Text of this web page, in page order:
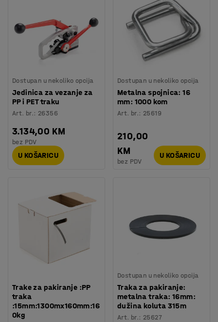
Dostupan u nekoliko opcija
Jedinica za vezanje za
PP i PET traku
Art. br.: 26356
3.134,00 KM
bez PDV
U KOŠARICU
Dostupan u nekoliko opcija
Metalna spojnica: 16
mm: 1000 kom
Art. br.: 25619
210,00
KM
bez PDV
U KOŠARICU
Trake za pakiranje :PP
traka
:15mm:1300mx160mm:16
0kg
Dostupan u nekoliko opcija
Traka za pakiranje:
metalna traka: 16mm:
dužina koluta 315m
Art. br.: 25627